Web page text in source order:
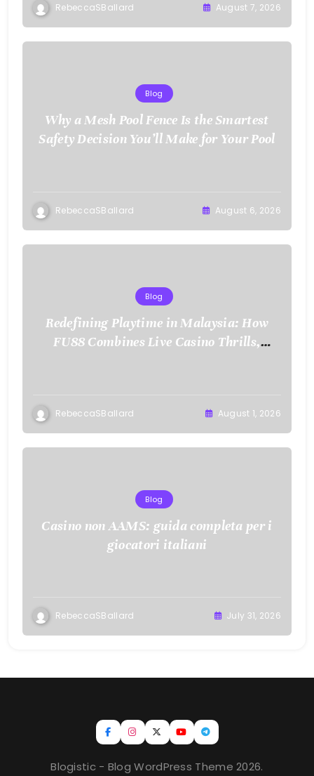
RebeccaSBallard August 7, 2026
Blog
Why a Mesh Pool Fence Is the Smartest
Safety Decision You’ll Make for Your Pool
RebeccaSBallard August 6, 2026
Blog
Redefining Playtime in Malaysia: How
FU88 Combines Live Casino Thrills,
RebeccaSBallard August 1, 2026
Blog
Casino non AAMS: guida completa per i
giocatori italiani
RebeccaSBallard July 31, 2026
Blogistic - Blog WordPress Theme 2026.